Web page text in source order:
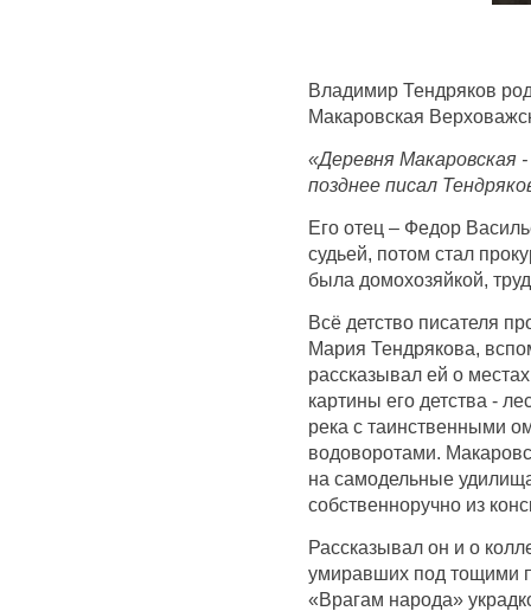
Владимир Тендряков
Макаровская
«Деревня Макаровская
позднее писал
Его отец – Федор
судьей, потом стал
была домохозяйкой,
Всё детство писателя
Мария Тендрякова,
рассказывал ей о
картины его детства -
река с таинственными
водоворотами.
на самодельные
собственноручно из
Рассказывал он и о
умиравших под тощими
«Врагам народа»